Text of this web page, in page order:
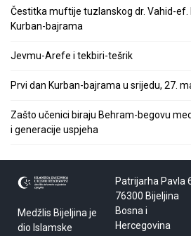
Čestitka muftije tuzlanskog dr. Vahid-ef.
Kurban-bajrama
Jevmu-Arefe i tekbiri-tešrik
Prvi dan Kurban-bajrama u srijedu, 27.
Zašto učenici biraju Behram-begovu
i generacije uspjeha
Medžlis Bijeljina je
dio Islamske
Patrijarha Pavla
76300 Bijeljina
Bosna i
Hercegovina